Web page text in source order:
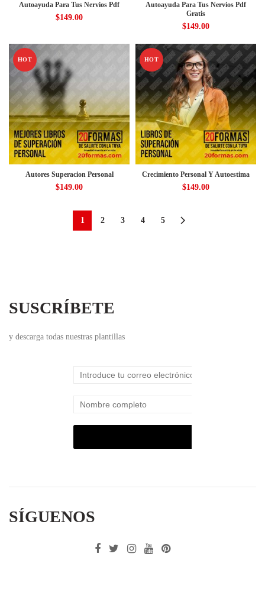
Autoayuda Para Tus Nervios Pdf
$149.00
Autoayuda Para Tus Nervios Pdf
Gratis
$149.00
HOT
Autores Superacion Personal
$149.00
HOT
Crecimiento Personal Y Autoestima
$149.00
1 2 3 4 5
SUSCRÍBETE
y descarga todas nuestras plantillas
SÍGUENOS